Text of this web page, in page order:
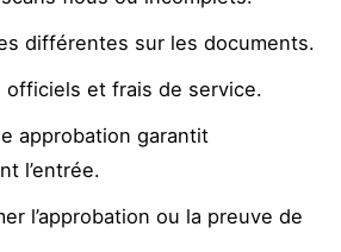
différentes sur les documents.
officiels et frais de service.
approbation garantit
l’entrée.
l’approbation ou la preuve de